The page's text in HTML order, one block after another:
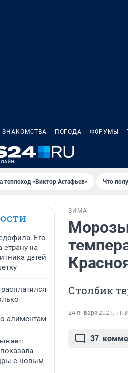
ЗНАКОМСТВА ПОГОДА ФОРУМЫ
теплоход «Виктор Астафьев» Что
Его
страну на
детей
алиментам
с новым
ЗИМА
Морозы
Столбик
24 января 2021,
37